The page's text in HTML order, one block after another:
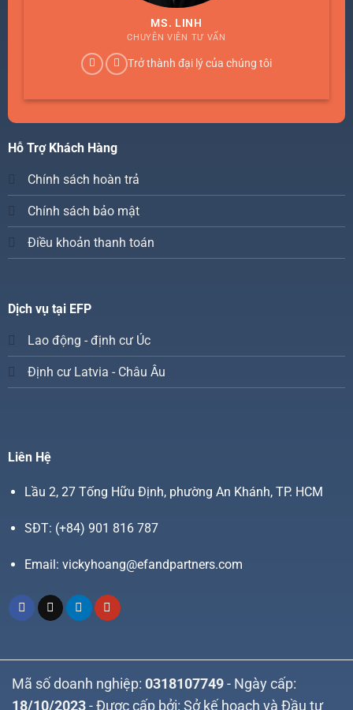
MS. LINH
CHUYÊN VIÊN TƯ VẤN
Trở thành đại lý của chúng tôi
Hỗ Trợ Khách Hàng
Chính sách hoàn trả
Chính sách bảo mật
Điều khoản thanh toán
Dịch vụ tại EFP
Lao động - định cư Úc
Định cư Latvia - Châu Âu
Liên Hệ
Lầu 2, 27 Tống Hữu Định, phường An Khánh, TP. HCM
SĐT: (+84) 901 816 787
Email: vickyhoang@efandpartners.com
Mã số doanh nghiệp: 0318107749 - Ngày cấp:
18/10/2023 - Được cấp bởi: Sở kế hoạch và Đầu tư